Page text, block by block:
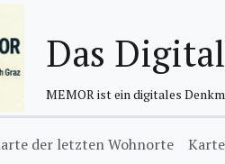
Das
MEMOR ist ein digitales
der letzten Wohnorte